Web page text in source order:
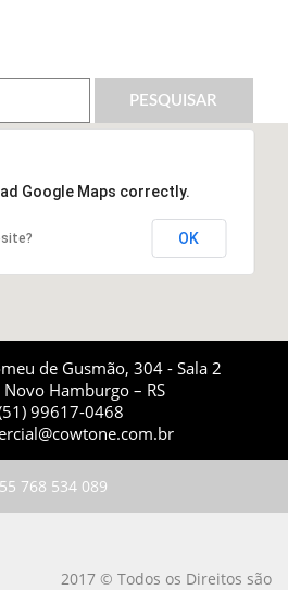
Google Maps correctly.
OK
de Gusmão, 304 - Sala 2
Novo Hamburgo – RS
99617-0468
768 534 089
2017 © Todos os Direitos são